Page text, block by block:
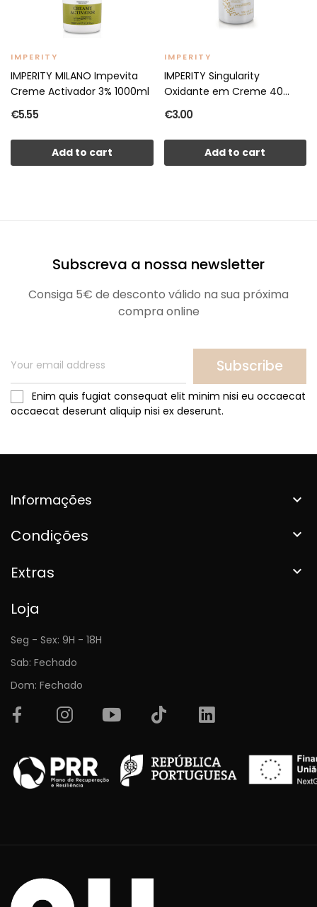
IMPERITY
IMPERITY MILANO Impevita
Creme Activador 3% 1000ml
€5.55
Add to cart
IMPERITY
IMPERITY Singularity
Oxidante em Creme 40
Vol....
€3.00
Add to cart
Subscreva a nossa newsletter
Consiga 5€ de desconto válido na sua próxima
compra online
Subscribe
Enim quis fugiat consequat elit minim nisi eu occaecat
occaecat deserunt aliquip nisi ex deserunt.
Informações 
Condições 
Extras 
Loja
Seg - Sex: 9H - 18H
Sab: Fechado
Dom: Fechado